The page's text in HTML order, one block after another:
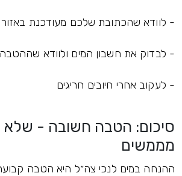
- לוודא שהכתובת שלכם מעודכנת באזור
- לבדוק את חשבון המים ולוודא
- לעקוב אחרי חיובים חריגים
סיכום: הטבה חשובה - שלא
מממשים
ההנחה במים לנכי צה״ל היא הטבה